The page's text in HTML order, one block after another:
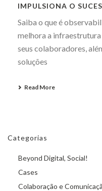
IMPULSIONA O
Saiba o que é
melhora a infraestrutura
seus colaboradores,
soluções
Read More
Categorias
Beyond Digital, Social!
Cases
Colaboração e